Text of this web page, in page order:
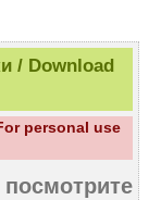
/ Download
personal use